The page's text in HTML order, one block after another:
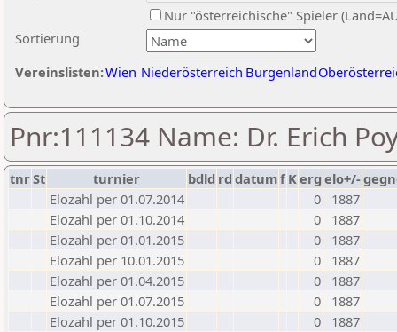
Sortierung
Nur "österreichische" Spieler
Vereinslisten:Wien Niederösterreich Burgenland
Pnr:111134 Name: Dr. Erich
tnrSt turnier bdld rd datumf Kerg elo+/-
Elozahl per 01.07.2014
0
1887
Elozahl per 01.10.2014
0
1887
Elozahl per 01.01.2015
0
1887
Elozahl per 10.01.2015
0
1887
Elozahl per 01.04.2015
0
1887
Elozahl per 01.07.2015
0
1887
Elozahl per 01.10.2015
0
1887